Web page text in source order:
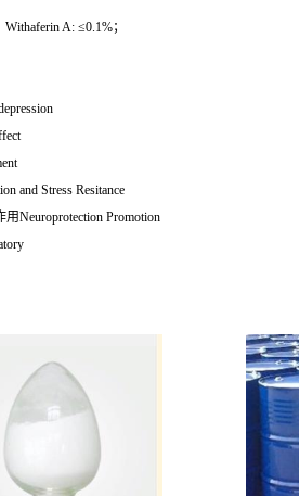
A: ≤0.1%；
and Stress Resitance
Neuroprotection Promotion